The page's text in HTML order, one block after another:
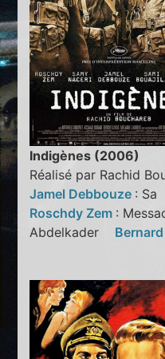
Indigènes (2006)
Réalisé par Rachid
Jamel Debbouze : Sa
Roschdy Zem :
Abdelkader